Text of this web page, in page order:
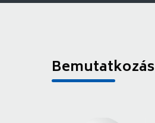
Bemutatkozás